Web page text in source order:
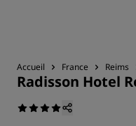
Accueil France Reims
Radisson Hotel